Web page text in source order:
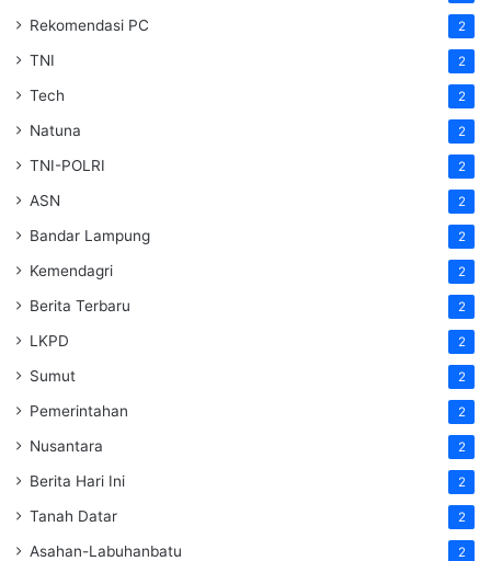
Rekomendasi PC 2
TNI 2
Tech 2
Natuna 2
TNI-POLRI 2
ASN 2
Bandar Lampung 2
Kemendagri 2
Berita Terbaru 2
LKPD 2
Sumut 2
Pemerintahan 2
Nusantara 2
Berita Hari Ini 2
Tanah Datar 2
Asahan-Labuhanbatu 2